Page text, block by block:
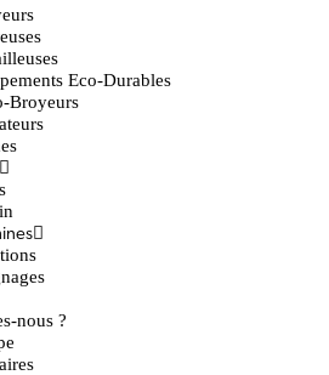
Eco-Durables
Broyeurs
nous ?